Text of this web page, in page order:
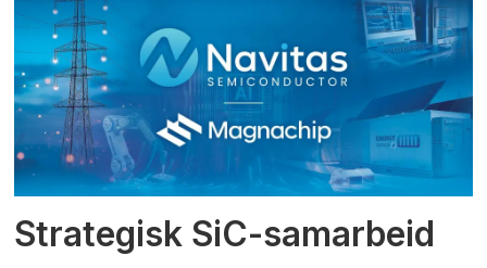
Strategisk SiC-samarbeid